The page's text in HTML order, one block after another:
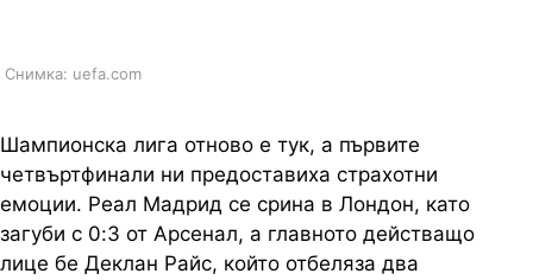
Снимка: uefa.com
Шампионска лига отново е тук, а първите
четвъртфинали ни предоставиха страхотни
емоции. Реал Мадрид се срина в Лондон, като
загуби с 0:3 от Арсенал, а главното действащо
лице бе Деклан Райс, който отбеляза два